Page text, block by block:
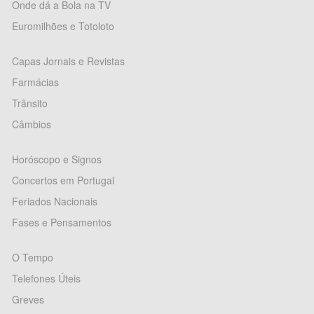
Onde dá a Bola na TV
Euromilhões e Totoloto
Capas Jornais e Revistas
Farmácias
Trânsito
Câmbios
Horóscopo e Signos
Concertos em Portugal
Feriados Nacionais
Fases e Pensamentos
O Tempo
Telefones Úteis
Greves